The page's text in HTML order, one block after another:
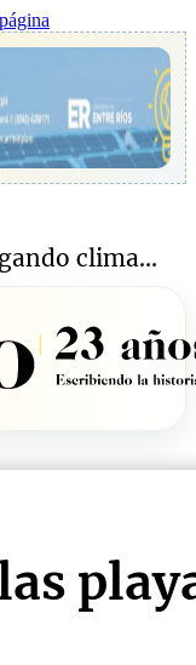
clima...